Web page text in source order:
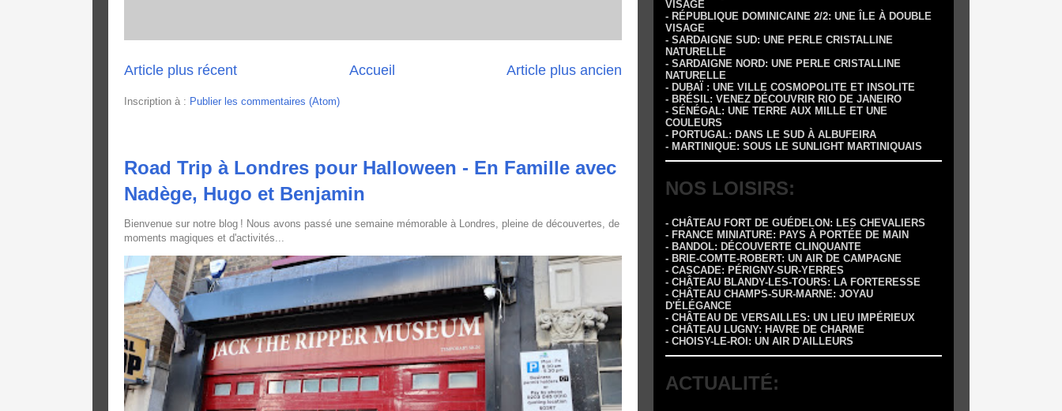
Article plus récent Article plus ancien
Accueil
Inscription à : Publier les commentaires (Atom)
Road Trip à Londres pour Halloween - En Famille avec
Nadège, Hugo et Benjamin
Bienvenue sur notre blog ! Nous avons passé une semaine mémorable à Londres, pleine de découvertes, de
moments magiques et d'activités...
VISAGE
- RÉPUBLIQUE DOMINICAINE 2/2: UNE ÎLE À DOUBLE
VISAGE
- SARDAIGNE SUD: UNE PERLE CRISTALLINE
NATURELLE
- SARDAIGNE NORD: UNE PERLE CRISTALLINE
NATURELLE
- DUBAÏ : UNE VILLE COSMOPOLITE ET INSOLITE
- BRÉSIL: VENEZ DÉCOUVRIR RIO DE JANEIRO
- SÉNÉGAL: UNE TERRE AUX MILLE ET UNE
COULEURS
- PORTUGAL: DANS LE SUD À ALBUFEIRA
- MARTINIQUE: SOUS LE SUNLIGHT MARTINIQUAIS
NOS LOISIRS:
- CHÂTEAU FORT DE GUÉDELON: LES CHEVALIERS
- FRANCE MINIATURE: PAYS À PORTÉE DE MAIN
- BANDOL: DÉCOUVERTE CLINQUANTE
- BRIE-COMTE-ROBERT: UN AIR DE CAMPAGNE
- CASCADE: PÉRIGNY-SUR-YERRES
- CHÂTEAU BLANDY-LES-TOURS: LA FORTERESSE
- CHÂTEAU CHAMPS-SUR-MARNE: JOYAU
D'ÉLÉGANCE
- CHÂTEAU DE VERSAILLES: UN LIEU IMPÉRIEUX
- CHÂTEAU LUGNY: HAVRE DE CHARME
- CHOISY-LE-ROI: UN AIR D'AILLEURS
ACTUALITÉ: